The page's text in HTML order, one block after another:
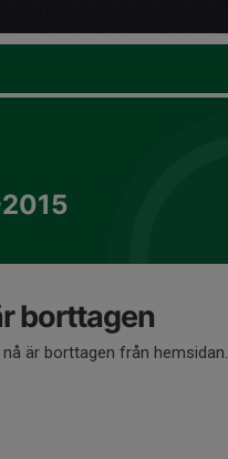
borttagen
är borttagen från hemsidan.